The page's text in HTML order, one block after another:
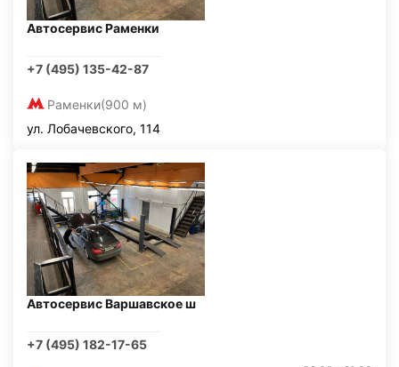
Автосервис Раменки
+7 (495) 135-42-87
Раменки(900 м)
ул. Лобачевского, 114
Автосервис Варшавское ш
+7 (495) 182-17-65